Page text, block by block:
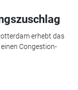
erhebt das
Congestion-